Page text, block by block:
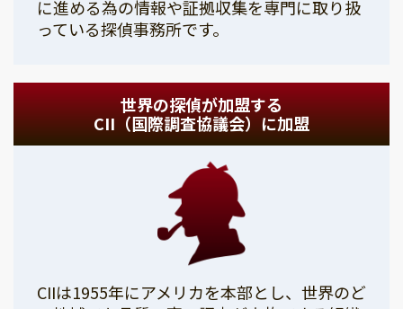
に進める為の情報や証拠収集を専門に取り扱
っている探偵事務所です。
世界の探偵が加盟する
CII（国際調査協議会）に加盟
CIIは1955年にアメリカを本部とし、世界のど